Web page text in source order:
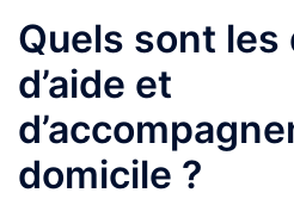
Quels sont
d’aide et
domicile ?